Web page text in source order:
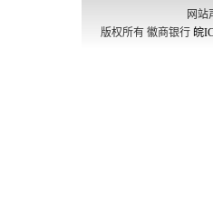
网站
版权所有 徽商银行 皖